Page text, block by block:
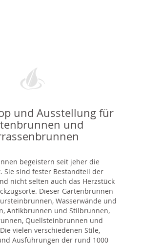
und Ausstellung für
und
begeistern seit jeher die
Sie sind fester Bestandteil der
nicht selten auch das Herzstück
Dieser Gartenbrunnen
Wasserwände und
Antikbrunnen und Stilbrunnen,
Quellsteinbrunnen und
vielen verschiedenen Stile,
Ausführungen der rund 1000